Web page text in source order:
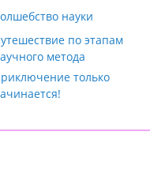
науки
по этапам
метода
только